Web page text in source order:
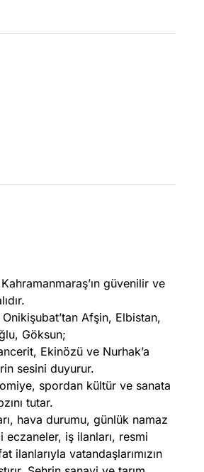
Kahramanmaraş’ın güvenilir ve
Afşin, Elbistan,
Göksun;
Ekinözü ve Nurhak’a
sesini duyurur.
spordan kültür ve sanata
tutar.
hava durumu, günlük namaz
iş ilanları, resmi
ilanlarıyla vatandaşlarımızın